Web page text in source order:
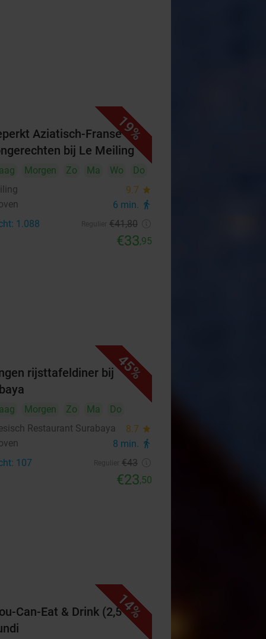
19%
Aziatisch-Franse
bij Le Meiling
Morgen Zo Ma Wo
Do
9.7 star
6 min. directions_walk
1.088 €41,80
€33,95
45%
rijsttafeldiner bij
Morgen Zo Ma
Do
Restaurant Surabaya
8.7 star
8 min. directions_walk
107 €43
€23,50
14%
Can-Eat & Drink (2,5 uur)